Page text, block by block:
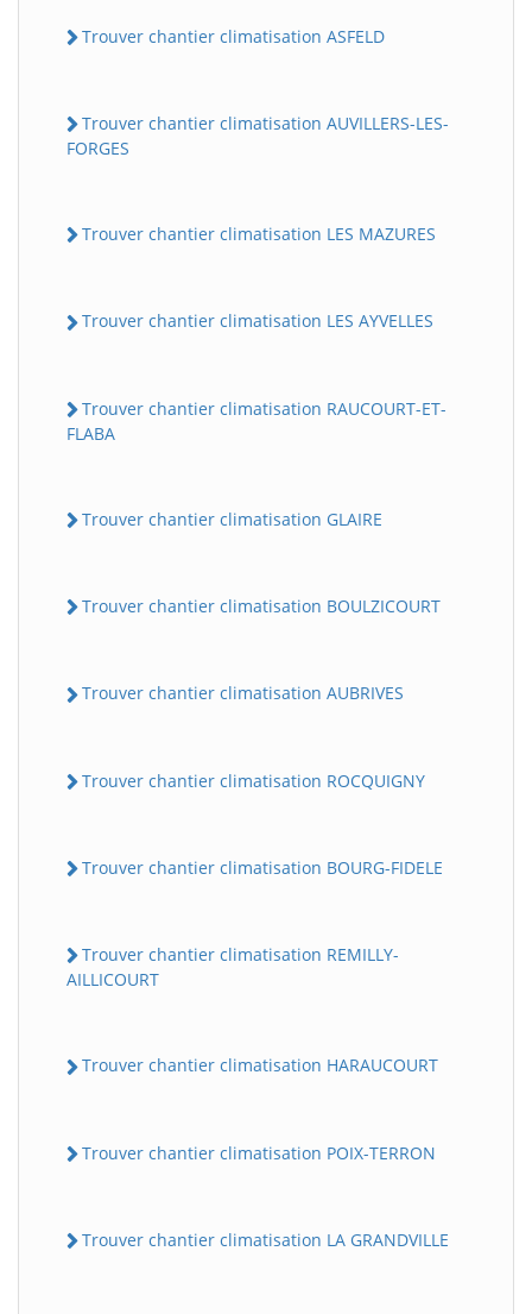
Trouver chantier climatisation ASFELD
Trouver chantier climatisation AUVILLERS-LES-
FORGES
Trouver chantier climatisation LES MAZURES
Trouver chantier climatisation LES AYVELLES
Trouver chantier climatisation RAUCOURT-ET-
FLABA
Trouver chantier climatisation GLAIRE
Trouver chantier climatisation BOULZICOURT
Trouver chantier climatisation AUBRIVES
Trouver chantier climatisation ROCQUIGNY
Trouver chantier climatisation BOURG-FIDELE
Trouver chantier climatisation REMILLY-
AILLICOURT
Trouver chantier climatisation HARAUCOURT
Trouver chantier climatisation POIX-TERRON
Trouver chantier climatisation LA GRANDVILLE